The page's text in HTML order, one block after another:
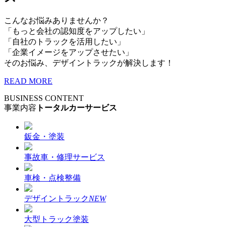
こんなお悩みありませんか？
「もっと会社の認知度をアップしたい」
「自社のトラックを活用したい」
「企業イメージをアップさせたい」
そのお悩み、デザイントラックが解決します！
READ MORE
BUSINESS CONTENT
事業内容 トータルカーサービス
鈑金・塗装
事故車・修理サービス
車検・点検整備
デザイントラックNEW
大型トラック塗装